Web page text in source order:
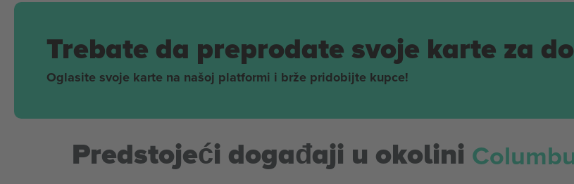
Trebate da preprodate svoje karte za
Oglasite svoje karte na našoj platformi i brže pridobijte kupce!
Predstojeći događaji u okolini